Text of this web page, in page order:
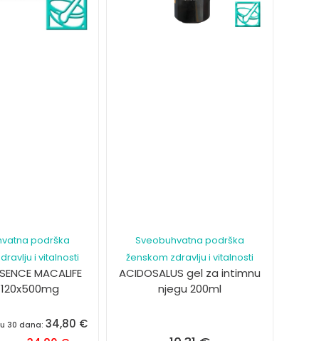
podrška
i vitalnosti
MACALIFE
30 dana:34,80 €
Sveobuhvatna podrška
ženskom zdravlju i vitalnosti
ACIDOSALUS gel za intimnu
njegu 200ml